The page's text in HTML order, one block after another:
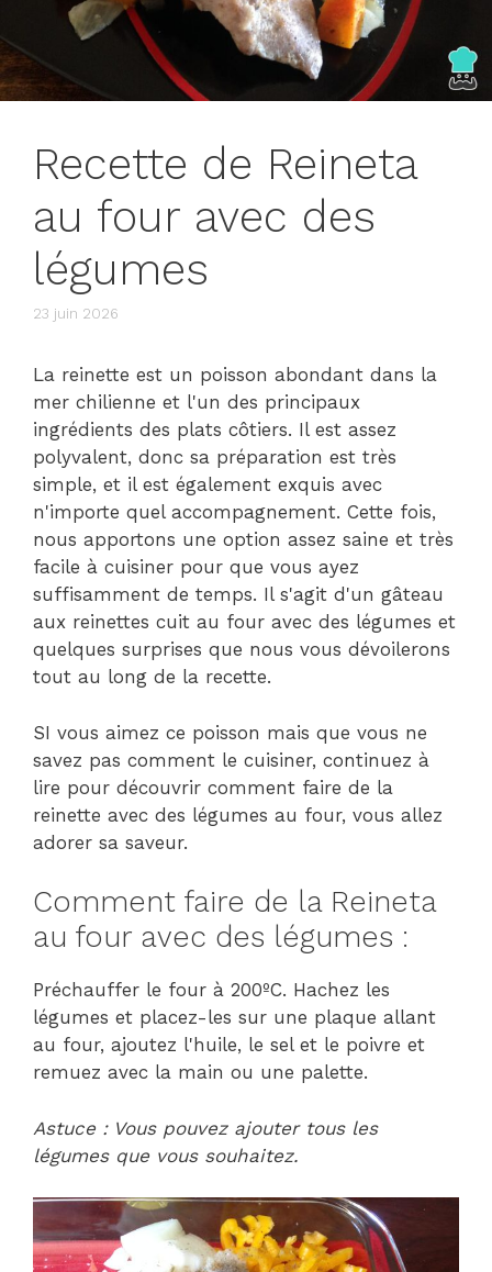
Recette de Reineta
au four avec des
légumes
23 juin 2026
La reinette est un poisson abondant dans la
mer chilienne et l'un des principaux
ingrédients des plats côtiers. Il est assez
polyvalent, donc sa préparation est très
simple, et il est également exquis avec
n'importe quel accompagnement. Cette fois,
nous apportons une option assez saine et très
facile à cuisiner pour que vous ayez
suffisamment de temps. Il s'agit d'un gâteau
aux reinettes cuit au four avec des légumes et
quelques surprises que nous vous dévoilerons
tout au long de la recette.
SI vous aimez ce poisson mais que vous ne
savez pas comment le cuisiner, continuez à
lire pour découvrir comment faire de la
reinette avec des légumes au four, vous allez
adorer sa saveur.
Comment faire de la Reineta
au four avec des légumes :
Préchauffer le four à 200ºC. Hachez les
légumes et placez-les sur une plaque allant
au four, ajoutez l'huile, le sel et le poivre et
remuez avec la main ou une palette.
Astuce : Vous pouvez ajouter tous les
légumes que vous souhaitez.